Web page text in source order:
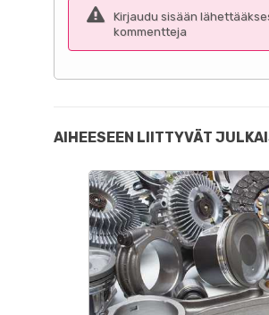
Kirjaudu sisään
kommentteja
AIHEESEEN LIITTYVÄT